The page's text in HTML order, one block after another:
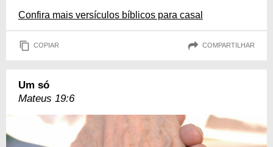
Confira mais versículos bíblicos para casal
COPIAR COMPARTILHAR
Um só
Mateus 19:6